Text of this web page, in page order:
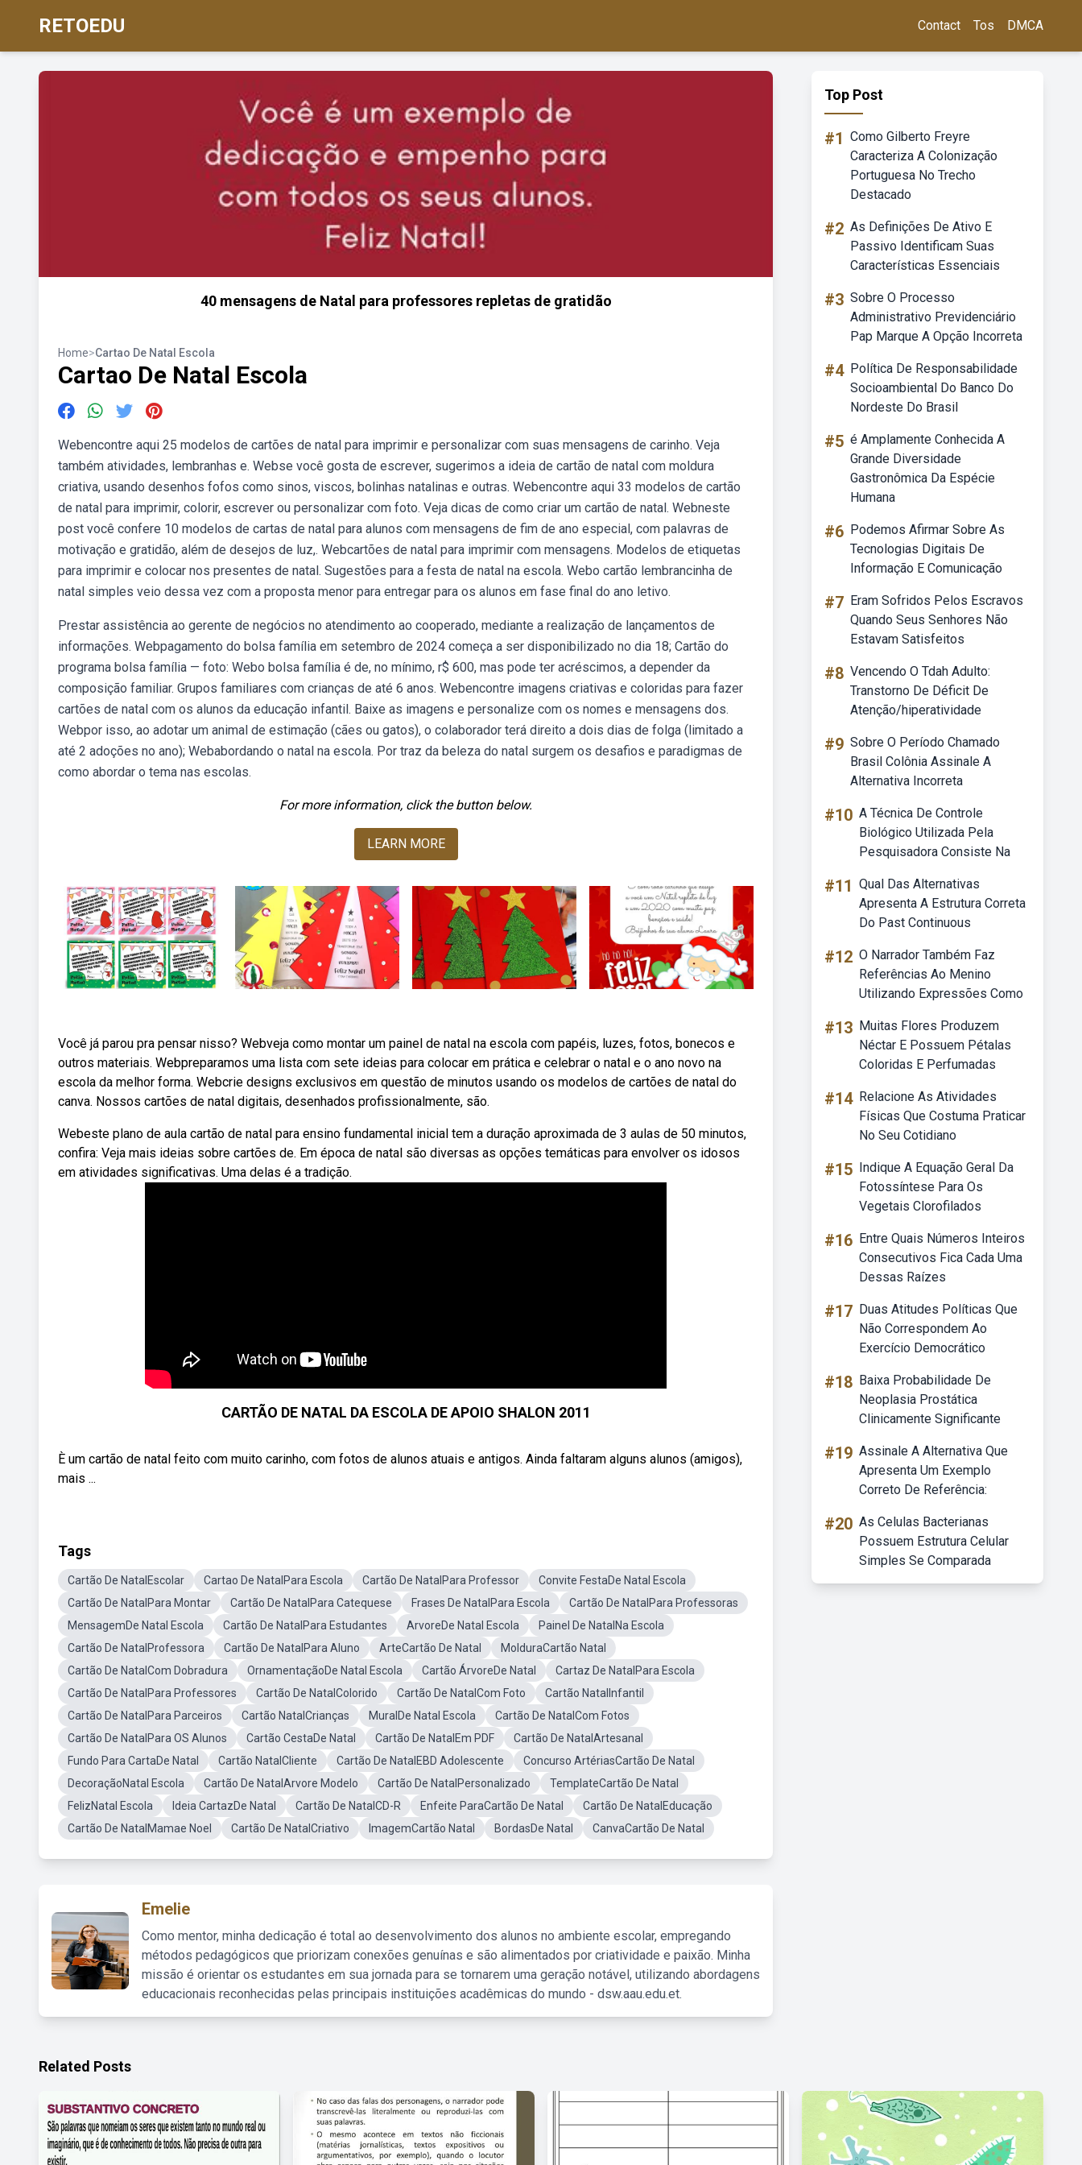
RETOEDU Contact Tos DMCA
40 mensagens de Natal para professores repletas de gratidão
Home>Cartao De Natal Escola
Cartao De Natal Escola
Webencontre aqui 25 modelos de cartões de natal para imprimir e personalizar com suas mensagens de carinho. Veja
também atividades, lembranhas e. Webse você gosta de escrever, sugerimos a ideia de cartão de natal com moldura
criativa, usando desenhos fofos como sinos, viscos, bolinhas natalinas e outras. Webencontre aqui 33 modelos de cartão
de natal para imprimir, colorir, escrever ou personalizar com foto. Veja dicas de como criar um cartão de natal. Webneste
post você confere 10 modelos de cartas de natal para alunos com mensagens de fim de ano especial, com palavras de
motivação e gratidão, além de desejos de luz,. Webcartões de natal para imprimir com mensagens. Modelos de etiquetas
para imprimir e colocar nos presentes de natal. Sugestões para a festa de natal na escola. Webo cartão lembrancinha de
natal simples veio dessa vez com a proposta menor para entregar para os alunos em fase final do ano letivo.
Prestar assistência ao gerente de negócios no atendimento ao cooperado, mediante a realização de lançamentos de
informações. Webpagamento do bolsa família em setembro de 2024 começa a ser disponibilizado no dia 18; Cartão do
programa bolsa família — foto: Webo bolsa família é de, no mínimo, r$ 600, mas pode ter acréscimos, a depender da
composição familiar. Grupos familiares com crianças de até 6 anos. Webencontre imagens criativas e coloridas para fazer
cartões de natal com os alunos da educação infantil. Baixe as imagens e personalize com os nomes e mensagens dos.
Webpor isso, ao adotar um animal de estimação (cães ou gatos), o colaborador terá direito a dois dias de folga (limitado a
até 2 adoções no ano); Webabordando o natal na escola. Por traz da beleza do natal surgem os desafios e paradigmas de
como abordar o tema nas escolas.
For more information, click the button below.
LEARN MORE
Você já parou pra pensar nisso? Webveja como montar um painel de natal na escola com papéis, luzes, fotos, bonecos e
outros materiais. Webpreparamos uma lista com sete ideias para colocar em prática e celebrar o natal e o ano novo na
escola da melhor forma. Webcrie designs exclusivos em questão de minutos usando os modelos de cartões de natal do
canva. Nossos cartões de natal digitais, desenhados profissionalmente, são.
Webeste plano de aula cartão de natal para ensino fundamental inicial tem a duração aproximada de 3 aulas de 50 minutos,
confira: Veja mais ideias sobre cartões de. Em época de natal são diversas as opções temáticas para envolver os idosos
em atividades significativas. Uma delas é a tradição.
CARTÃO DE NATAL DA ESCOLA DE APOIO SHALON 2011
È um cartão de natal feito com muito carinho, com fotos de alunos atuais e antigos. Ainda faltaram alguns alunos (amigos),
mais ...
Tags
Cartão De NatalEscolar Cartao De NatalPara Escola Cartão De NatalPara Professor
Convite FestaDe Natal Escola
Cartão De NatalPara Montar
Cartão De NatalPara Catequese Frases De NatalPara Escola
Cartão De NatalPara Professoras
MensagemDe Natal Escola
Cartão De NatalPara Estudantes ArvoreDe Natal Escola
Painel De NatalNa Escola
Cartão De NatalProfessora
Cartão De NatalPara Aluno ArteCartão De Natal
MolduraCartão Natal
Cartão De NatalCom Dobradura
OrnamentaçãoDe Natal Escola Cartão ÁrvoreDe Natal
Cartaz De NatalPara Escola
Cartão De NatalPara Professores
Cartão De NatalColorido Cartão De NatalCom Foto
Cartão NatalInfantil
Cartão De NatalPara Parceiros
Cartão NatalCrianças MuralDe Natal Escola
Cartão De NatalCom Fotos
Cartão De NatalPara OS Alunos
Cartão CestaDe Natal Cartão De NatalEm PDF
Cartão De NatalArtesanal
Fundo Para CartaDe Natal
Cartão NatalCliente Cartão De NatalEBD Adolescente
Concurso ArtériasCartão De Natal
DecoraçãoNatal Escola
Cartão De NatalArvore Modelo Cartão De NatalPersonalizado
TemplateCartão De Natal
FelizNatal Escola
Ideia CartazDe Natal Cartão De NatalCD-R Enfeite ParaCartão De Natal
Cartão De NatalEducação
Cartão De NatalMamae Noel
Cartão De NatalCriativo ImagemCartão Natal BordasDe Natal CanvaCartão De Natal
Emelie
Como mentor, minha dedicação é total ao desenvolvimento dos alunos no ambiente escolar, empregando
métodos pedagógicos que priorizam conexões genuínas e são alimentados por criatividade e paixão. Minha
missão é orientar os estudantes em sua jornada para se tornarem uma geração notável, utilizando abordagens
educacionais reconhecidas pelas principais instituições acadêmicas do mundo - dsw.aau.edu.et.
Top Post
#1 Como Gilberto Freyre
Caracteriza A Colonização
Portuguesa No Trecho
Destacado
#2 As Definições De Ativo E
Passivo Identificam Suas
Características Essenciais
#3 Sobre O Processo
Administrativo Previdenciário
Pap Marque A Opção Incorreta
#4 Política De Responsabilidade
Socioambiental Do Banco Do
Nordeste Do Brasil
#5 é Amplamente Conhecida A
Grande Diversidade
Gastronômica Da Espécie
Humana
#6 Podemos Afirmar Sobre As
Tecnologias Digitais De
Informação E Comunicação
#7 Eram Sofridos Pelos Escravos
Quando Seus Senhores Não
Estavam Satisfeitos
#8 Vencendo O Tdah Adulto:
Transtorno De Déficit De
Atenção/hiperatividade
#9 Sobre O Período Chamado
Brasil Colônia Assinale A
Alternativa Incorreta
#10 A Técnica De Controle
Biológico Utilizada Pela
Pesquisadora Consiste Na
#11 Qual Das Alternativas
Apresenta A Estrutura Correta
Do Past Continuous
#12 O Narrador Também Faz
Referências Ao Menino
Utilizando Expressões Como
#13 Muitas Flores Produzem
Néctar E Possuem Pétalas
Coloridas E Perfumadas
#14 Relacione As Atividades
Físicas Que Costuma Praticar
No Seu Cotidiano
#15 Indique A Equação Geral Da
Fotossíntese Para Os
Vegetais Clorofilados
#16 Entre Quais Números Inteiros
Consecutivos Fica Cada Uma
Dessas Raízes
#17 Duas Atitudes Políticas Que
Não Correspondem Ao
Exercício Democrático
#18 Baixa Probabilidade De
Neoplasia Prostática
Clinicamente Significante
#19 Assinale A Alternativa Que
Apresenta Um Exemplo
Correto De Referência:
#20 As Celulas Bacterianas
Possuem Estrutura Celular
Simples Se Comparada
Related Posts